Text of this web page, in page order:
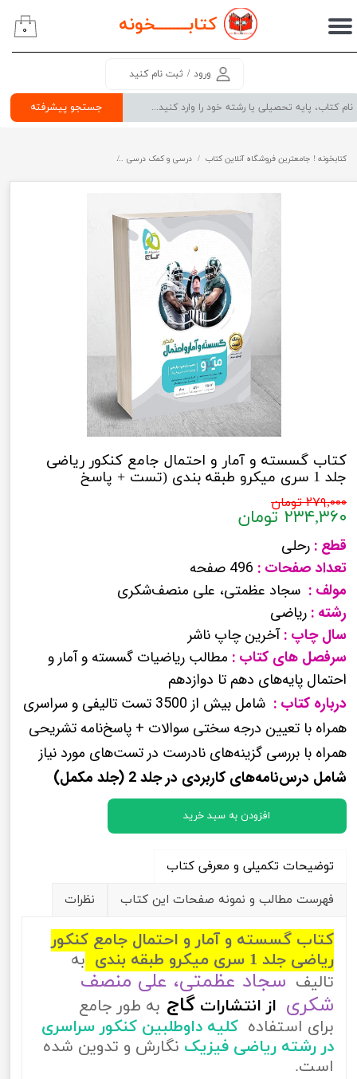
کتابــــــــخونه
جستجو پیشرفته
ورود / ثبت نام کنید
حساب کاربری من
سفارشات
۰
کتابخونه ! جامعترین فروشگاه آنلاین کتاب درسی و کمک درسی
کتاب گسسته و آمار و احتمال جامع کنکور ریاضی
جلد 1 سری میکرو طبقه بندی (تست + پاسخ‌
تشریحی)
۲۷۹,۰۰۰ تومان
۲۳۴,۳۶۰ تومان
قطع : رحلی
تعداد صفحات : 496 صفحه
مولف : سجاد عظمتی، علی منصف‌شکری
رشته : ریاضی
سال چاپ :آخرین چاپ ناشر
سرفصل های کتاب : مطالب ریاضیات گسسته و آمار و
احتمال پایه‌های دهم تا دوازدهم
درباره کتاب :
شامل بیش از 3500 تست تالیفی و سراسری
همراه با تعیین درجه سختی سوالات + پاسخ‌نامه تشریحی
همراه با بررسی گزینه‌های نادرست در تست‌های مورد نیاز
شامل درس‌نامه‌های کاربردی در جلد 2 (جلد مکمل)
افزودن به سبد خرید
توضیحات تکمیلی و معرفی کتاب
فهرست مطالب و نمونه صفحات این کتاب
نظرات
کتاب گسسته و آمار و احتمال جامع کنکور
ریاضی جلد 1 سری میکرو طبقه بندی
به
تالیف سجاد عظمتی، علی منصف
شکری از انتشارات گاج به طور جامع
برای استفاده کلیه داوطلبین کنکور سراسری
در رشته ریاضی فیزیک نگارش و تدوین شده
است.